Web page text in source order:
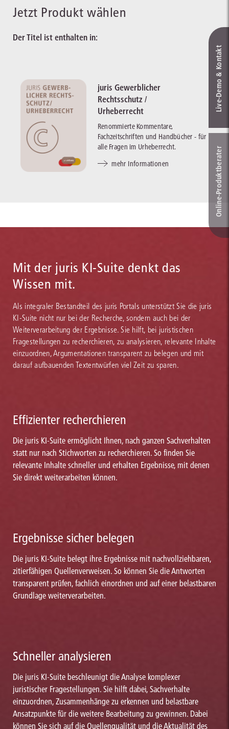
Jetzt Produkt wählen
Der Titel ist enthalten in:
juris Gewerblicher
Rechtsschutz /
Urheberrecht
Renommierte Kommentare,
Fachzeitschriften und Handbücher - für
alle Fragen im Urheberrecht.
mehr Informationen
Mit der juris KI-Suite denkt das
Wissen mit.
Als integraler Bestandteil des juris Portals unterstützt Sie die juris
KI-Suite nicht nur bei der Recherche, sondern auch bei der
Weiterverarbeitung der Ergebnisse. Sie hilft, bei juristischen
Fragestellungen zu recherchieren, zu analysieren, relevante Inhalte
einzuordnen, Argumentationen transparent zu belegen und mit
darauf aufbauenden Textentwürfen viel Zeit zu sparen.
Effizienter recherchieren
Die juris KI-Suite ermöglicht Ihnen, nach ganzen Sachverhalten
statt nur nach Stichworten zu recherchieren. So finden Sie
relevante Inhalte schneller und erhalten Ergebnisse, mit denen
Sie direkt weiterarbeiten können.
Ergebnisse sicher belegen
Die juris KI-Suite belegt ihre Ergebnisse mit nachvollziehbaren,
zitierfähigen Quellenverweisen. So können Sie die Antworten
transparent prüfen, fachlich einordnen und auf einer belastbaren
Grundlage weiterverarbeiten.
Schneller analysieren
Die juris KI-Suite beschleunigt die Analyse komplexer
juristischer Fragestellungen. Sie hilft dabei, Sachverhalte
einzuordnen, Zusammenhänge zu erkennen und belastbare
Ansatzpunkte für die weitere Bearbeitung zu gewinnen. Dabei
können Sie sich auf die Quellenqualität und die Aktualität des
Live‑Demo & Kontakt
Online-Produkt­berater